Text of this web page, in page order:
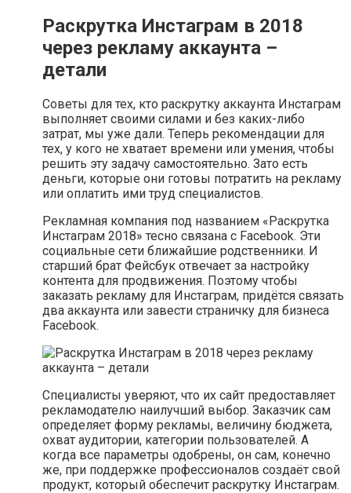
Раскрутка Инстаграм в 2018
через рекламу аккаунта –
детали
Советы для тех, кто раскрутку аккаунта Инстаграм
выполняет своими силами и без каких-либо
затрат, мы уже дали. Теперь рекомендации для
тех, у кого не хватает времени или умения, чтобы
решить эту задачу самостоятельно. Зато есть
деньги, которые они готовы потратить на рекламу
или оплатить ими труд специалистов.
Рекламная компания под названием «Раскрутка
Инстаграм 2018» тесно связана с Facebook. Эти
социальные сети ближайшие родственники. И
старший брат Фейсбук отвечает за настройку
контента для продвижения. Поэтому чтобы
заказать рекламу для Инстаграм, придётся связать
два аккаунта или завести страничку для бизнеса
Facebook.
Специалисты уверяют, что их сайт предоставляет
рекламодателю наилучший выбор. Заказчик сам
определяет форму рекламы, величину бюджета,
охват аудитории, категории пользователей. А
когда все параметры одобрены, он сам, конечно
же, при поддержке профессионалов создаёт свой
продукт, который обеспечит раскрутку Инстаграм.